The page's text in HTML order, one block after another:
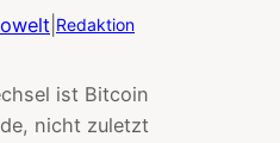
Redaktion
ist Bitcoin
nicht zuletzt